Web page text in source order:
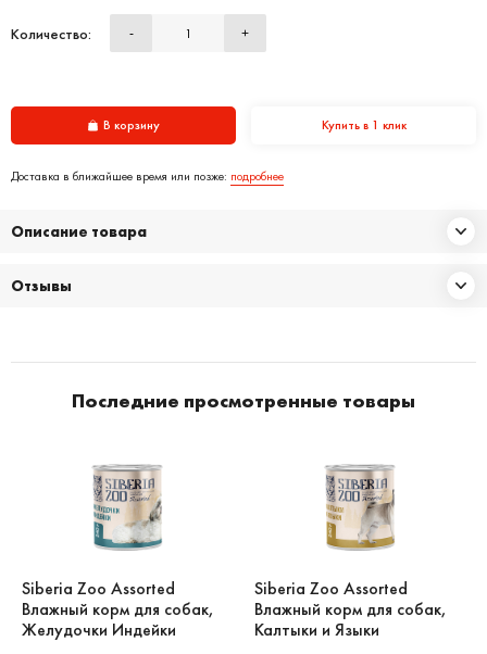
Количество: - +
В корзину Купить в 1 клик
Доставка в ближайшее время или позже: подробнее
Описание товара
Отзывы
Последние просмотренные товары
Siberia Zoo Assorted
Влажный корм для собак,
Желудочки Индейки
Siberia Zoo Assorted
Влажный корм для собак,
Калтыки и Языки